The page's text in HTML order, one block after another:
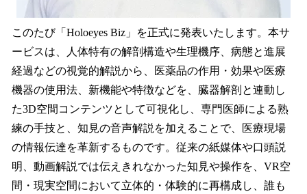
このたび「Holoeyes Biz」を正式に発表いたします。本サ
ービスは、人体特有の解剖構造や生理機序、病態と進展
経過などの視覚的解説から、医薬品の作用・効果や医療
機器の使用法、新機能や特徴などを、臓器解剖と連動し
た3D空間コンテンツとして可視化し、専門医師による熟
練の手技と、知見の音声解説を加えることで、医療現場
の情報伝達を革新するものです。従来の紙媒体や口頭説
明、動画解説では伝えきれなかった知見や操作を、VR空
間・現実空間において立体的・体験的に再構成し、誰も